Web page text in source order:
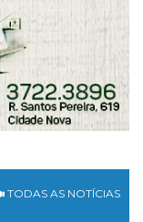
TODAS AS NOTÍCIAS